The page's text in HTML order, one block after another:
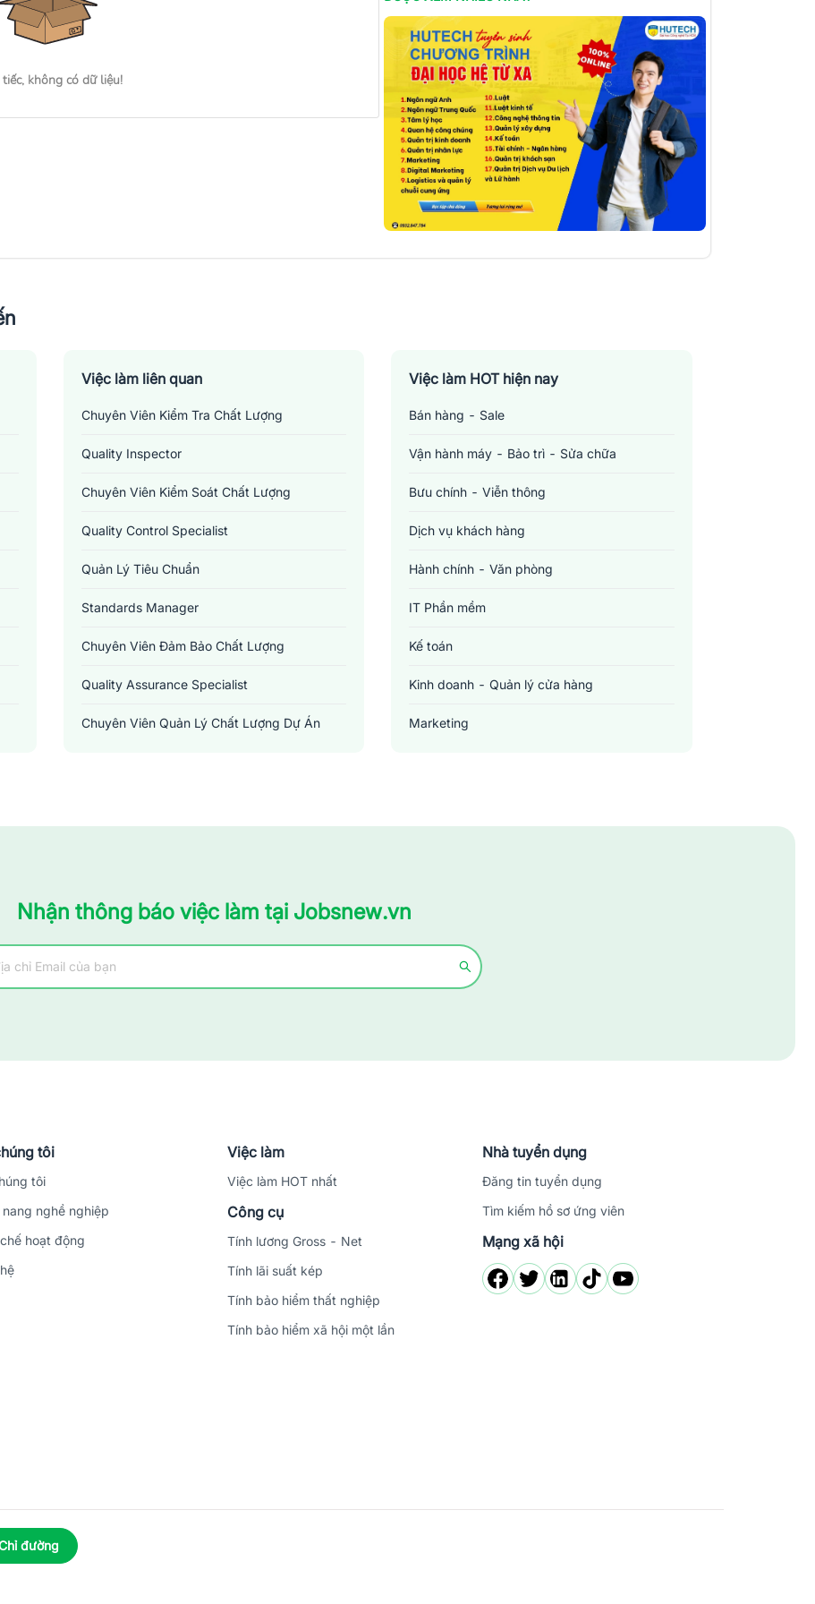
không có dữ liệu!
Việc làm liên quan
Chuyên Viên Kiểm Tra Chất Lượng
Quality Inspector
Chuyên Viên Kiểm Soát Chất Lượng
Quality Control Specialist
Quản Lý Tiêu Chuẩn
Standards Manager
Chuyên Viên Đảm Bảo Chất Lượng
Quality Assurance Specialist
Chuyên Viên Quản Lý Chất Lượng Dự Án
Việc làm HOT hiện nay
Bán hàng - Sale
Vận hành máy - Bảo trì - Sửa chữa
Bưu chính - Viễn thông
Dịch vụ khách hàng
Hành chính - Văn phòng
IT Phần mềm
Kế toán
Kinh doanh - Quản lý cửa hàng
Marketing
Nhận thông báo việc làm tại Jobsnew.vn
tôi
tôi
nang nghề nghiệp
hoạt động
Việc làm
Việc làm HOT nhất
Công cụ
Tính lương Gross - Net
Tính lãi suất kép
Tính bảo hiểm thất nghiệp
Tính bảo hiểm xã hội một lần
Nhà tuyển dụng
Đăng tin tuyển dụng
Tìm kiếm hồ sơ ứng viên
Mạng xã hội
đường